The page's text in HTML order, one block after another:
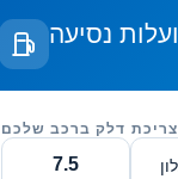
צריכת דלק ברכב שלכם